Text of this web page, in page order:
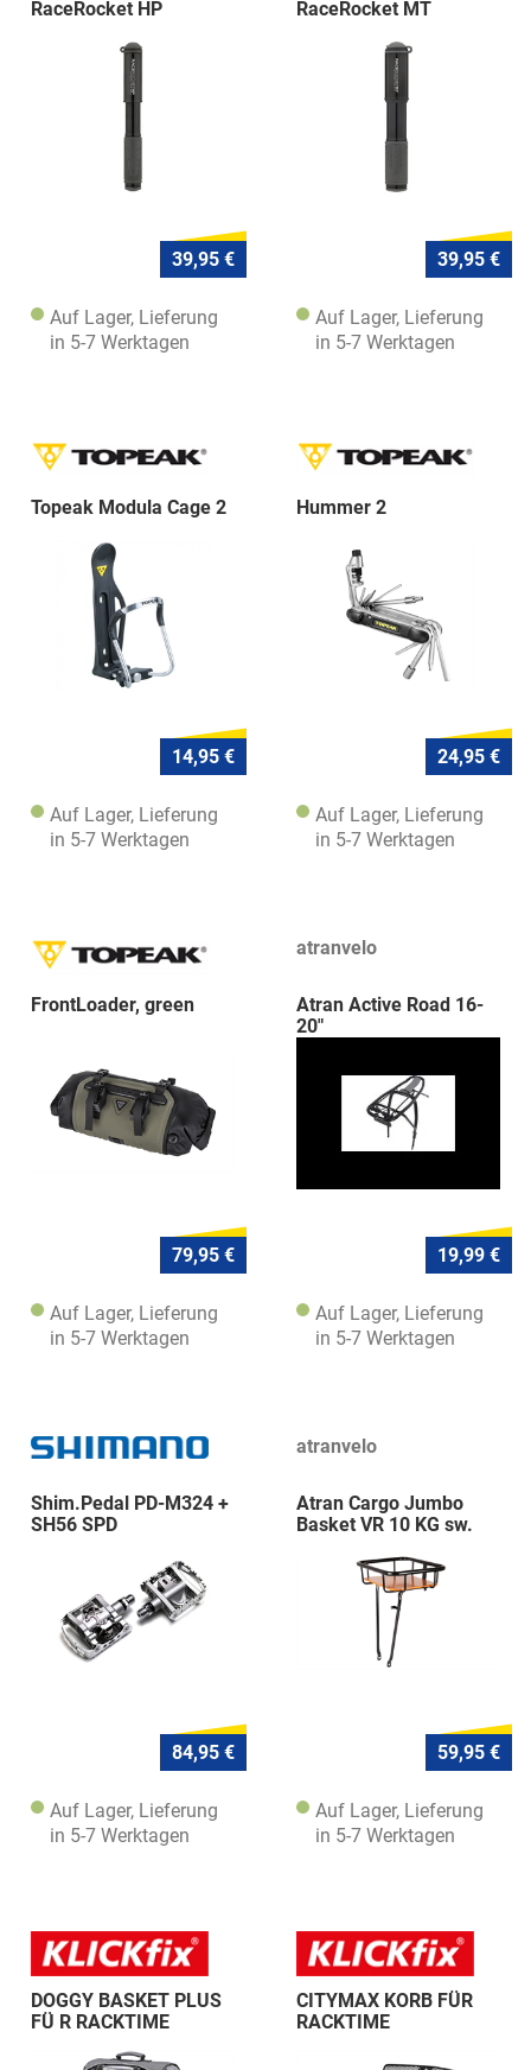
RaceRocket HP
39,95 €
Auf Lager, Lieferung
in 5-7 Werktagen
RaceRocket MT
39,95 €
Auf Lager, Lieferung
in 5-7 Werktagen
Topeak Modula Cage 2
14,95 €
Auf Lager, Lieferung
in 5-7 Werktagen
Hummer 2
24,95 €
Auf Lager, Lieferung
in 5-7 Werktagen
FrontLoader, green
79,95 €
Auf Lager, Lieferung
in 5-7 Werktagen
atranvelo
Atran Active Road 16-
20"
19,99 €
Auf Lager, Lieferung
in 5-7 Werktagen
Shim.Pedal PD-M324 +
SH56 SPD
84,95 €
Auf Lager, Lieferung
in 5-7 Werktagen
atranvelo
Atran Cargo Jumbo
Basket VR 10 KG sw.
59,95 €
Auf Lager, Lieferung
in 5-7 Werktagen
DOGGY BASKET PLUS
FÜ R RACKTIME
CITYMAX KORB FÜR
RACKTIME